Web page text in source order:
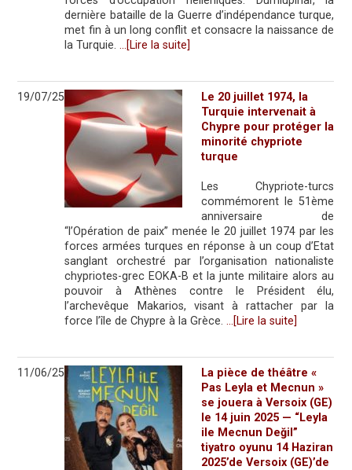
dernière bataille de la Guerre d’indépendance turque,
met fin à un long conflit et consacre la naissance de
la Turquie. …[Lire la suite]
19/07/25
Le 20 juillet 1974, la
Turquie intervenait à
Chypre pour protéger la
minorité chypriote
turque
Les Chypriote-turcs
commémorent le 51ème
anniversaire de
“l’Opération de paix” menée le 20 juillet 1974 par les
forces armées turques en réponse à un coup d’Etat
sanglant orchestré par l’organisation nationaliste
chypriotes-grec EOKA-B et la junte militaire alors au
pouvoir à Athènes contre le Président élu,
l’archevêque Makarios, visant à rattacher par la
force l’île de Chypre à la Grèce. …[Lire la suite]
11/06/25
La pièce de théâtre «
Pas Leyla et Mecnun »
se jouera à Versoix (GE)
le 14 juin 2025 — “Leyla
ile Mecnun Değil”
tiyatro oyunu 14 Haziran
2025’de Versoix (GE)’de